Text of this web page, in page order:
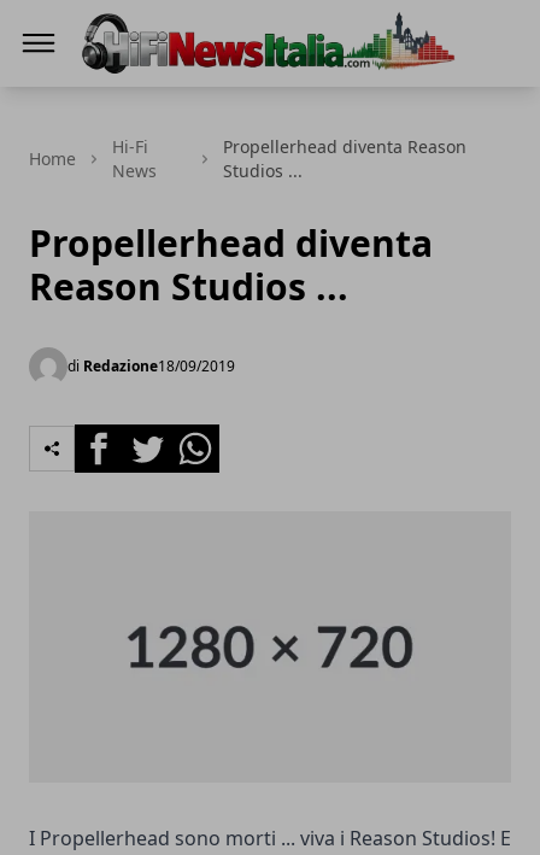
Home
Hi-Fi
News
Propellerhead diventa Reason
Studios ...
Propellerhead diventa
Reason Studios ...
di Redazione18/09/2019
FacebookTwitterWhatsapp
I Propellerhead sono morti ... viva i Reason Studios! E